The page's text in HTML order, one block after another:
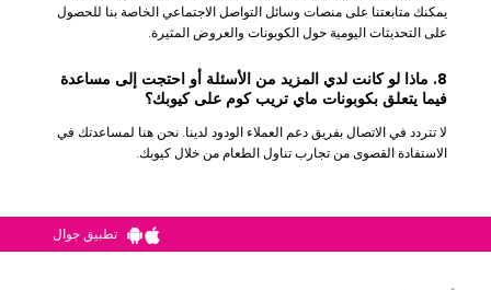
يمكنك متابعتنا على منصات وسائل التواصل الاجتماعي الخاصة بنا للحصول
على التحديثات اليومية حول الكوبونات والعروض المثيرة.
8. ماذا لو كانت لدي المزيد من الأسئلة أو احتجت إلى مساعدة
فيما يتعلق بكوبونات ماي تريب كوم على كيوبك؟
لا تتردد في الاتصال بفريق دعم العملاء الودود لدينا. نحن هنا لمساعدتك في
الاستفادة القصوى من تجارب تناول الطعام من خلال كيوبك.
تطبيق جوال